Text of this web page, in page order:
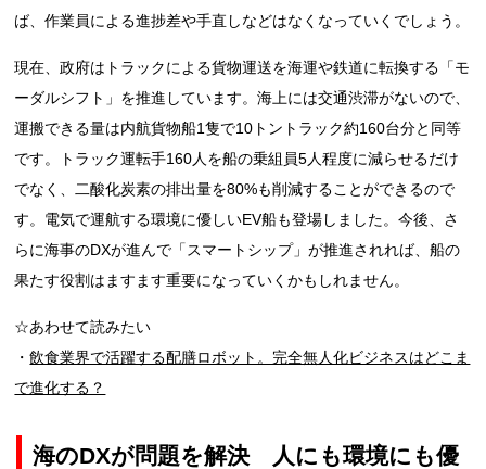
ば、作業員による進捗差や手直しなどはなくなっていくでしょう。
現在、政府はトラックによる貨物運送を海運や鉄道に転換する「モ
ーダルシフト」を推進しています。海上には交通渋滞がないので、
運搬できる量は内航貨物船1隻で10トントラック約160台分と同等
です。トラック運転手160人を船の乗組員5人程度に減らせるだけ
でなく、二酸化炭素の排出量を80%も削減することができるので
す。電気で運航する環境に優しいEV船も登場しました。今後、さ
らに海事のDXが進んで「スマートシップ」が推進されれば、船の
果たす役割はますます重要になっていくかもしれません。
☆あわせて読みたい
・飲食業界で活躍する配膳ロボット。完全無人化ビジネスはどこま
で進化する？
海のDXが問題を解決 人にも環境にも優